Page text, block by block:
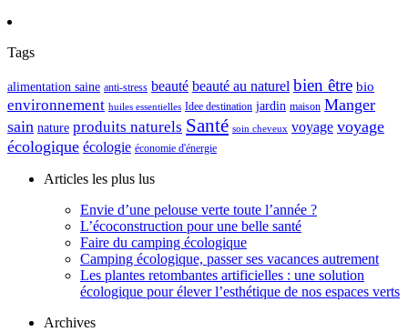
Tags
alimentation saine anti-stress beauté beauté au naturel bien être bio
environnement huiles essentielles Idee destination jardin maison Manger
sain nature produits naturels Santé soin cheveux voyage voyage
écologique écologie économie d'énergie
Articles les plus lus
Envie d’une pelouse verte toute l’année ?
L’écoconstruction pour une belle santé
Faire du camping écologique
Camping écologique, passer ses vacances autrement
Les plantes retombantes artificielles : une solution
écologique pour élever l’esthétique de nos espaces verts
Archives